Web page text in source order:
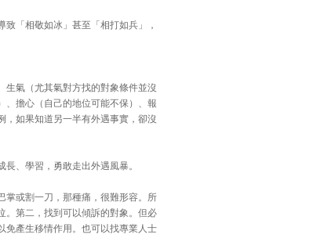
「相敬如冰」甚至「相打如兵」，
生氣（尤其氣對方找的對象條件並沒
、擔心（自己的地位可能不保）、報
，如果知道另一半有外遇事實，卻沒
、學習，勇敢走出外遇風暴。
掌或割一刀，那種痛，很難形容。所
。第二，找到可以傾訴的對象。但必
免產生移情作用。也可以找專業人士